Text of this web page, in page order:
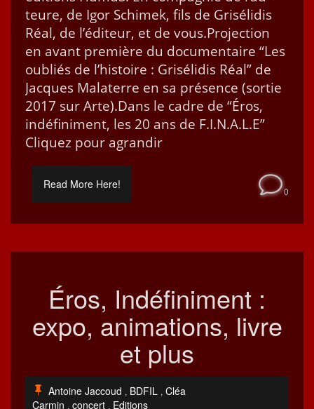
teure, de Igor Schimek, fils de Grisé­lidis
Réal, de l’édi­teur, et de vous.Pro­jec­tion
en avant pre­mière du doc­u­men­taire “Les
oubliés de l’his­toire : Grisé­lidis Réal” de
Jacques Malaterre en sa présence (sor­tie
2017 sur Arte).Dans le cadre de “Éros,
indéfin­i­ment, les 20 ans de F.I.N.A.L.E”
Cliquez pour agrandir
Read More Here!
0
Éros, Indéfiniment :
expo, animations, livre
et plus
Antoine Jaccoud , BDFIL , Cléa
Carmin , concert , Editions